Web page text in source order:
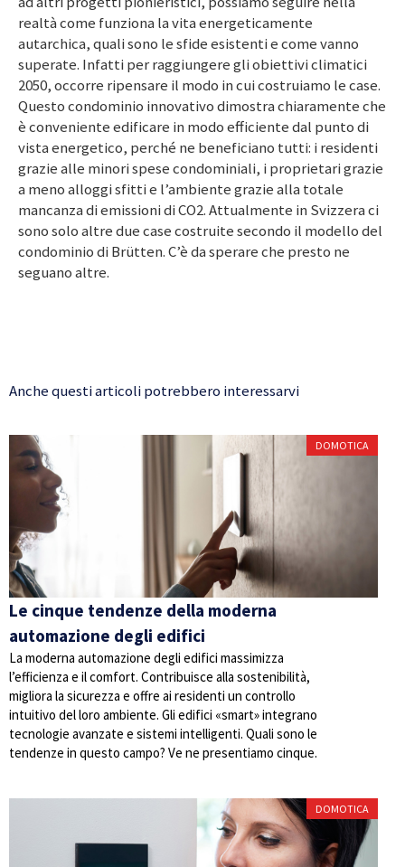
realtà come funziona la vita energeticamente
autarchica, quali sono le sfide esistenti e come vanno
superate. Infatti per raggiungere gli obiettivi climatici
2050, occorre ripensare il modo in cui costruiamo le case.
Questo condominio innovativo dimostra chiaramente che
è conveniente edificare in modo efficiente dal punto di
vista energetico, perché ne beneficiano tutti: i residenti
grazie alle minori spese condominiali, i proprietari grazie
a meno alloggi sfitti e l’ambiente grazie alla totale
mancanza di emissioni di CO2. Attualmente in Svizzera ci
sono solo altre due case costruite secondo il modello del
condominio di Brütten. C’è da sperare che presto ne
seguano altre.
Anche questi articoli potrebbero interessarvi
DOMOTICA
Le cinque tendenze della moderna
automazione degli edifici
La moderna automazione degli edifici massimizza
l’efficienza e il comfort. Contribuisce alla sostenibilità,
migliora la sicurezza e offre ai residenti un controllo
intuitivo del loro ambiente. Gli edifici «smart» integrano
tecnologie avanzate e sistemi intelligenti. Quali sono le
tendenze in questo campo? Ve ne presentiamo cinque.
DOMOTICA